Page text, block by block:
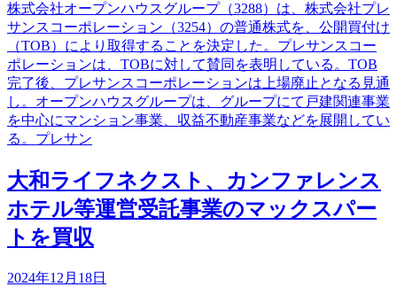
株式会社オープンハウスグループ（3288）は、株式会社プレ
サンスコーポレーション（3254）の普通株式を、公開買付け
（TOB）により取得することを決定した。プレサンスコー
ポレーションは、TOBに対して賛同を表明している。TOB
完了後、プレサンスコーポレーションは上場廃止となる見通
し。オープンハウスグループは、グループにて戸建関連事業
を中心にマンション事業、収益不動産事業などを展開してい
る。プレサン
大和ライフネクスト、カンファレンス
ホテル等運営受託事業のマックスパー
トを買収
2024年12月18日